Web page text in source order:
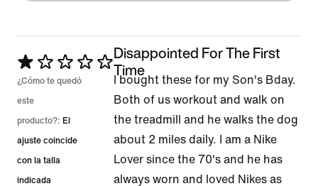
Se
calificó
con
1
de
5
¿Cómo te quedó
este
producto?: El
ajuste coincide
con la talla
indicada
Disappointed For The First
Time
I bought these for my Son's Bday.
Both of us workout and walk on
the treadmill and he walks the dog
about 2 miles daily. I am a Nike
Lover since the 70's and he has
always worn and loved Nikes as